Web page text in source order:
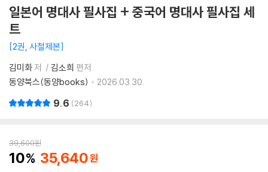
일본어 명대사 필사집 + 중국어 명대사 필사집 세
트
2권, 사철제본
김미화저 김소희 편저
동양북스(동양books)
2026.03.30.
9.6 264
39,600원
10 35,640